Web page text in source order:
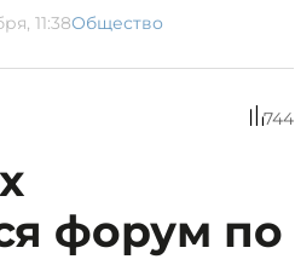
11:38Общество
744
форум по